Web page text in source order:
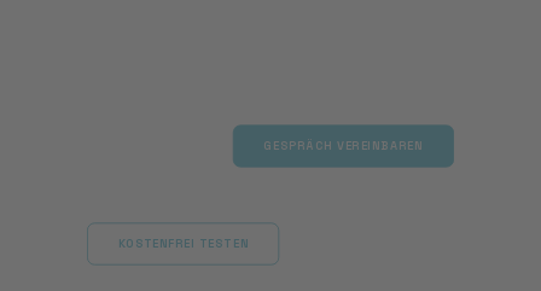
GESPRÄCH VEREINBAREN
KOSTENFREI TESTEN